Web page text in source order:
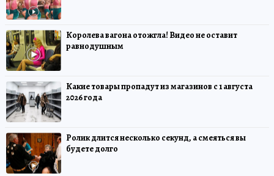
Королева вагона отожгла! Видео не оставит
равнодушным
Какие товары пропадут из магазинов с 1 августа
2026 года
Ролик длится несколько секунд, а смеяться вы
будете долго